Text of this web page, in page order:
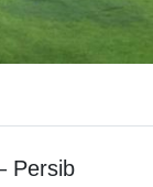
Persib